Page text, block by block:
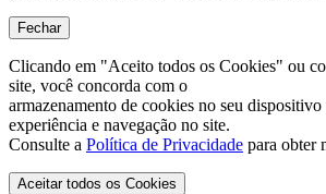
Fechar
Clicando em "Aceito todos os Cookies" ou
site, você concorda com o
armazenamento de cookies no seu
experiência e navegação no site.
Consulte a Política de Privacidade para obter
Aceitar todos os Cookies